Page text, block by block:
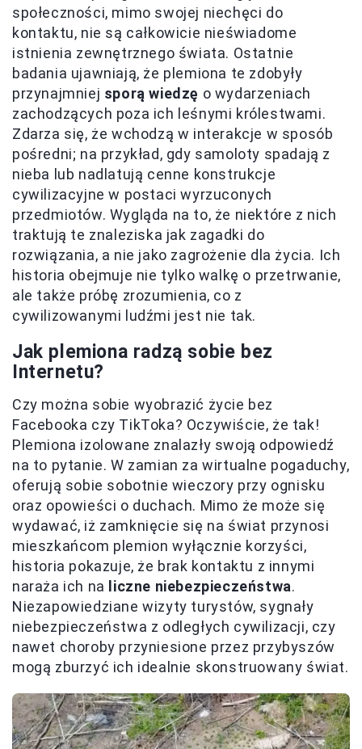
społeczności, mimo swojej niechęci do
kontaktu, nie są całkowicie nieświadome
istnienia zewnętrznego świata. Ostatnie
badania ujawniają, że plemiona te zdobyły
przynajmniej sporą wiedzę o wydarzeniach
zachodzących poza ich leśnymi królestwami.
Zdarza się, że wchodzą w interakcje w sposób
pośredni; na przykład, gdy samoloty spadają z
nieba lub nadlatują cenne konstrukcje
cywilizacyjne w postaci wyrzuconych
przedmiotów. Wygląda na to, że niektóre z nich
traktują te znaleziska jak zagadki do
rozwiązania, a nie jako zagrożenie dla życia. Ich
historia obejmuje nie tylko walkę o przetrwanie,
ale także próbę zrozumienia, co z
cywilizowanymi ludźmi jest nie tak.
Jak plemiona radzą sobie bez
Internetu?
Czy można sobie wyobrazić życie bez
Facebooka czy TikToka? Oczywiście, że tak!
Plemiona izolowane znalazły swoją odpowiedź
na to pytanie. W zamian za wirtualne pogaduchy,
oferują sobie sobotnie wieczory przy ognisku
oraz opowieści o duchach. Mimo że może się
wydawać, iż zamknięcie się na świat przynosi
mieszkańcom plemion wyłącznie korzyści,
historia pokazuje, że brak kontaktu z innymi
naraża ich na
liczne niebezpieczeństwa.
Niezapowiedziane wizyty turystów, sygnały
niebezpieczeństwa z odległych cywilizacji, czy
nawet choroby przyniesione przez przybyszów
mogą zburzyć ich idealnie skonstruowany świat.